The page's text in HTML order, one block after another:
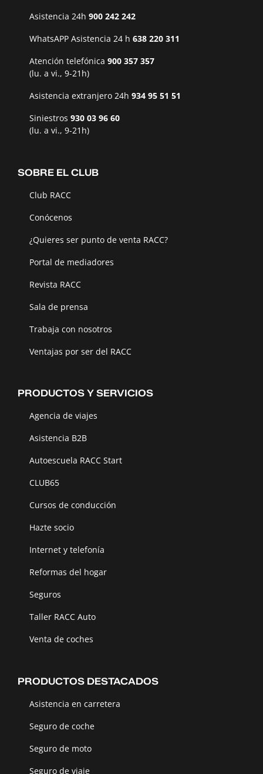
Asistencia 24h 900 242 242
WhatsAPP Asistencia 24 h 638 220 311
Atención telefónica 900 357 357
(lu. a vi., 9-21h)
Asistencia extranjero 24h 934 95 51 51
Siniestros 930 03 96 60
(lu. a vi., 9-21h)
SOBRE EL CLUB
Club RACC
Conócenos
¿Quieres ser punto de venta RACC?
Portal de mediadores
Revista RACC
Sala de prensa
Trabaja con nosotros
Ventajas por ser del RACC
PRODUCTOS Y SERVICIOS
Agencia de viajes
Asistencia B2B
Autoescuela RACC Start
CLUB65
Cursos de conducción
Hazte socio
Internet y telefonía
Reformas del hogar
Seguros
Taller RACC Auto
Venta de coches
PRODUCTOS DESTACADOS
Asistencia en carretera
Seguro de coche
Seguro de moto
Seguro de viaje